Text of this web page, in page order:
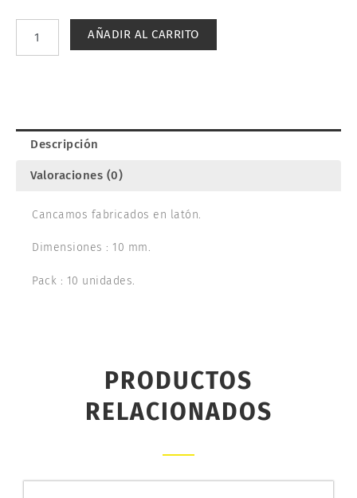
DISARMODEL
AÑADIR AL CARRITO
Descripción
Valoraciones (0)
Cancamos fabricados en latón.
Dimensiones : 10 mm.
Pack : 10 unidades.
PRODUCTOS
RELACIONADOS